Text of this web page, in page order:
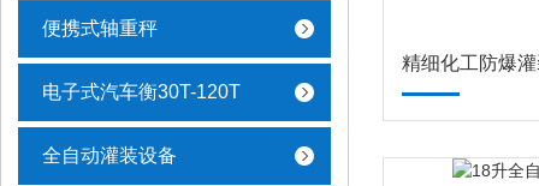
便携式轴重秤
电子式汽车衡30T-120T
全自动灌装设备
精细化工防爆